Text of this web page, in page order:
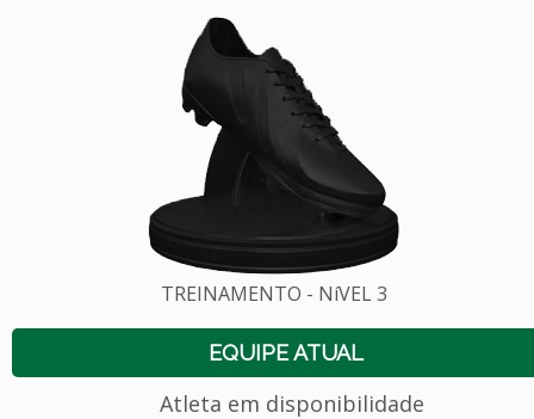
TREINAMENTO - NíVEL 3
EQUIPE ATUAL
Atleta em disponibilidade